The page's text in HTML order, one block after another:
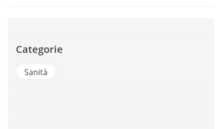
Categorie
Sanità